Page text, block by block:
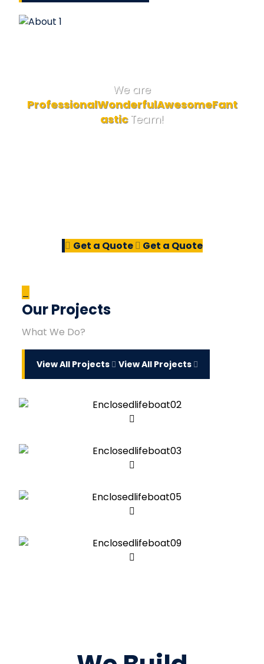
We are
ProfessionalWonderfulAwesomeFant
astic Team!
Get a Quote Get a Quote
Our Projects
What We Do?
View All Projects View All Projects